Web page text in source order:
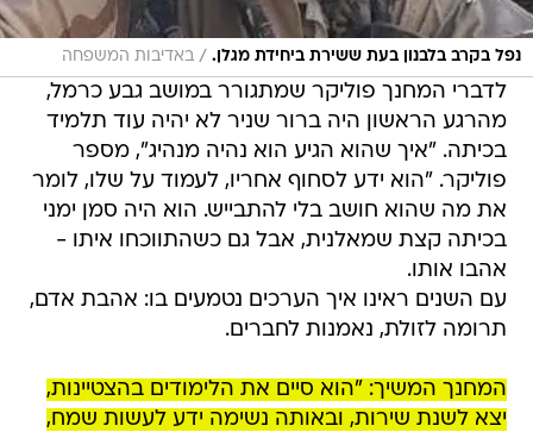
נפל בקרב בלבנון בעת ששירת ביחידת מגלן. / באדיבות המשפחה
לדברי המחנך פוליקר שמתגורר במושב גבע כרמל,
מהרגע הראשון היה ברור שניר לא יהיה עוד תלמיד
בכיתה. "איך שהוא הגיע הוא נהיה מנהיג", מספר
פוליקר. "הוא ידע לסחוף אחריו, לעמוד על שלו, לומר
את מה שהוא חושב בלי להתבייש. הוא היה סמן ימני
בכיתה קצת שמאלנית, אבל גם כשהתווכחו איתו -
אהבו אותו.
עם השנים ראינו איך הערכים נטמעים בו: אהבת אדם,
תרומה לזולת, נאמנות לחברים.
המחנך המשיך: "הוא סיים את הלימודים בהצטיינות,
יצא לשנת שירות, ובאותה נשימה ידע לעשות שמח,